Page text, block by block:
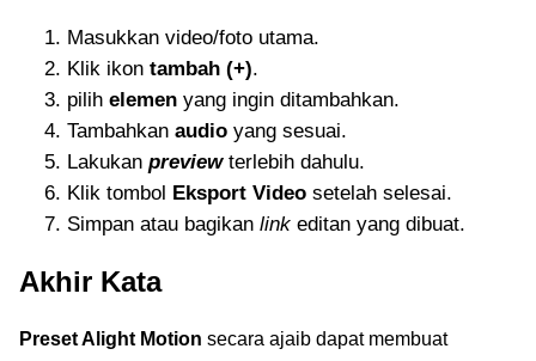
Masukkan video/foto utama.
Klik ikon tambah (+).
pilih elemen yang ingin ditambahkan.
Tambahkan audio yang sesuai.
Lakukan previewterlebih dahulu.
Klik tombol
Eksport Video setelah selesai.
Simpan atau bagikan link editan yang dibuat.
Akhir Kata
Preset Alight Motion secara ajaib dapat membuat